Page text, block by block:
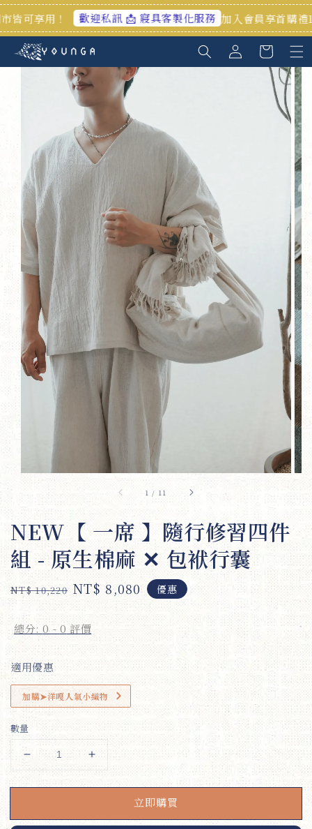
！ 歡迎私訊 📩 寢具客製化服務 加入會員享首購禮100元🎁
1 / 11
NEW【 一席 】隨行修習四件
組 - 原生棉麻 ✕ 包袱行囊
Regular
price
NT$ 10,220 Sale
price
NT$ 8,080 優惠
總分:0 - 0 評價
適用優惠
加購➤洋嘎人氣小織物
數量
立即購買